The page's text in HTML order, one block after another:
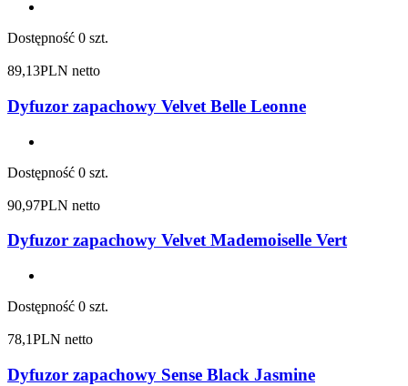
Dostępność 0 szt.
89,13PLN netto
Dyfuzor zapachowy Velvet Belle Leonne
Dostępność 0 szt.
90,97PLN netto
Dyfuzor zapachowy Velvet Mademoiselle Vert
Dostępność 0 szt.
78,1PLN netto
Dyfuzor zapachowy Sense Black Jasmine